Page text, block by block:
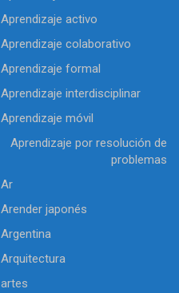
Aprendizaje activo
Aprendizaje colaborativo
Aprendizaje formal
Aprendizaje interdisciplinar
Aprendizaje móvil
Aprendizaje por resolución de
problemas
Ar
Arender japonés
Argentina
Arquitectura
artes